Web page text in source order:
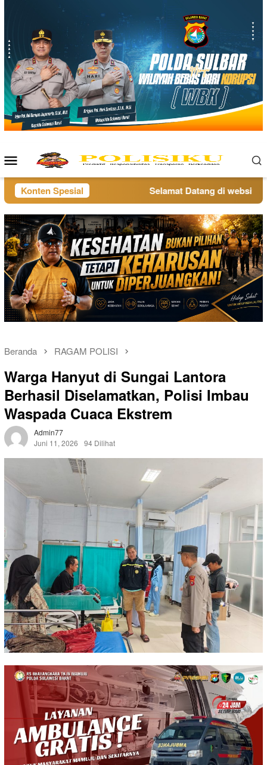
Menu
Mobile
Konten Spesial Selamat Datang di website
Beranda RAGAM POLISI
Warga Hanyut di Sungai Lantora
Berhasil Diselamatkan, Polisi Imbau
Waspada Cuaca Ekstrem
Admin77
Juni 11, 2026
94 Dilihat